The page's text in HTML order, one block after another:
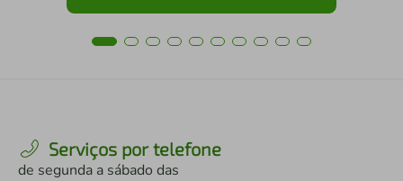
Serviços por telefone
de segunda a sábado das